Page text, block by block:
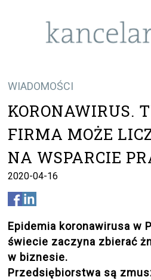
WIADOMOŚCI
KORONAWIRUS.
FIRMA MOŻE
NA WSPARCIE
2020-04-16
Epidemia koronawirusa w
świecie zaczyna zbierać
w biznesie.
Przedsiębiorstwa są